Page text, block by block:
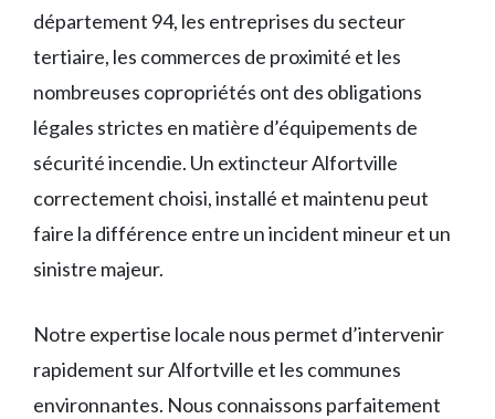
département 94, les entreprises du secteur
tertiaire, les commerces de proximité et les
nombreuses copropriétés ont des obligations
légales strictes en matière d’équipements de
sécurité incendie. Un extincteur Alfortville
correctement choisi, installé et maintenu peut
faire la différence entre un incident mineur et un
sinistre majeur.
Notre expertise locale nous permet d’intervenir
rapidement sur Alfortville et les communes
environnantes. Nous connaissons parfaitement